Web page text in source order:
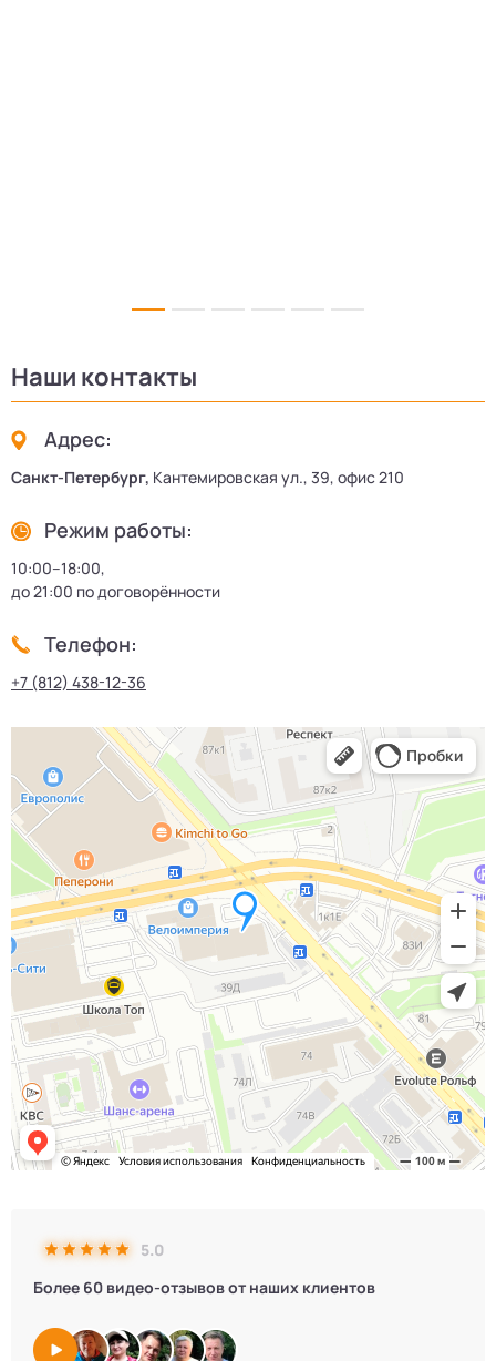
5.0
Более 60 видео-отзывов от наших клиентов
Наши контакты
Адрес:
Санкт-Петербург, Кантемировская ул., 39, офис 210
Режим работы:
10:00–18:00,
до 21:00 по договорённости
Телефон:
+7 (812) 438-12-36